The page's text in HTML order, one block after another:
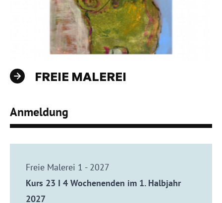
FREIE MALEREI
Anmeldung
Freie Malerei 1 - 2027
Kurs 23 I 4 Wochenenden im 1. Halbjahr
2027